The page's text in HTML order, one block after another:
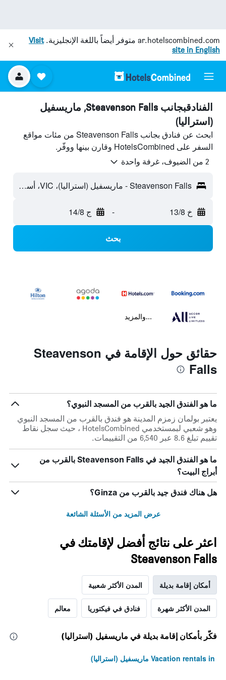
ar.hotelscombined.com متوفر أيضاً باللغة الإنجليزية.Visit
site in English
الفنادقبجانب Steavenson Falls, ماريسفيل
(استراليا)
ابحث عن فنادق بجانب Steavenson Falls من مئات مواقع
السفر على HotelsCombined وقارن بينها ووفّر.
2 من الضيوف، غرفة واحدة
Steavenson Falls - ماريسفيل (استراليا)، VIC، أستراليا
خ 13/8 - ج 14/8
بحث
...والمزيد
حقائق حول الإقامة في Steavenson
Falls
ما هو الفندق الجيد بالقرب من المسجد النبوي؟
يعتبر بولمان زمزم المدينة هو فندق بالقرب من المسجد النبوي
وهو شعبي لبمستخدمي HotelsCombined ، حيث سجل نقاط
تقييم تبلغ 8.6 عبر 6,540 من التقييمات.
ما هو الفندق الجيد في Steavenson Falls بالقرب من
أبراج البيت؟
هل هناك فندق جيد بالقرب من Ginza؟
عرض المزيد من الأسئلة الشائعة
اعثر على نتائج أفضل لإقامتك في
Steavenson Falls
أمكان إقامة بديلة المدن الأكثر شعبية
المدن الأكثر شهرة فنادق في فيكتوريا معالم
فكّر بأمكان إقامة بديلة في ماريسفيل (استراليا)
Vacation rentals in ماريسفيل (استراليا)